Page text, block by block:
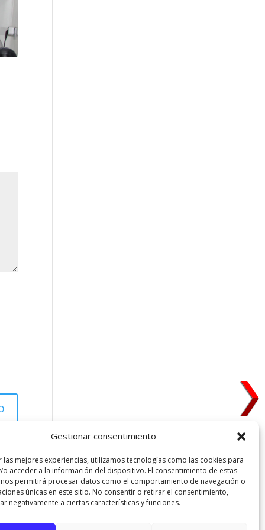
Gestionar consentimiento
las mejores experiencias, utilizamos tecnologías como las cookies para
o acceder a la información del dispositivo. El consentimiento de estas
permitirá procesar datos como el comportamiento de navegación o
únicas en este sitio. No consentir o retirar el consentimiento,
negativamente a ciertas características y funciones.